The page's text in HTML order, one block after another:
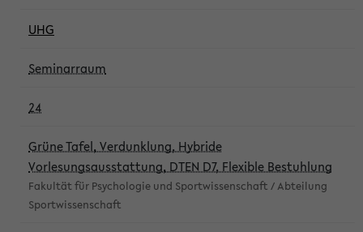
UHG
Seminarraum
24
Grüne Tafel, Verdunklung, Hybride
Vorlesungsausstattung, DTEN D7, Flexible Bestuhlung
Fakultät für Psychologie und Sportwissenschaft / Abteilung
Sportwissenschaft